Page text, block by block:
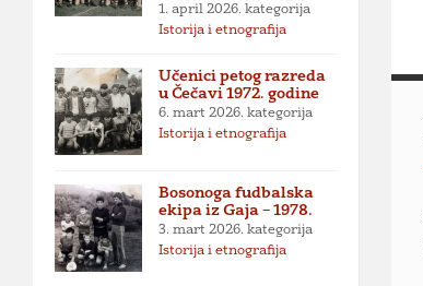
1. april 2026. kategorija
Istorija i etnografija
Učenici petog razreda
u Čečavi 1972. godine
6. mart 2026. kategorija
Istorija i etnografija
Bosonoga fudbalska
ekipa iz Gaja – 1978.
3. mart 2026. kategorija
Istorija i etnografija